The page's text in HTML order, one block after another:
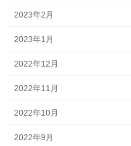
2023年2月
2023年1月
2022年12月
2022年11月
2022年10月
2022年9月